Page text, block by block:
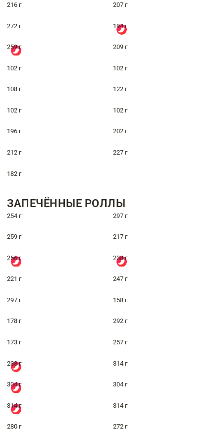
216 г 207 г
272 г 194 г
259 г 209 г
102 г 102 г
108 г 122 г
102 г 102 г
196 г 202 г
212 г 227 г
182 г
ЗАПЕЧЁННЫЕ РОЛЛЫ
254 г 297 г
259 г 217 г
266 г 238 г
221 г 247 г
297 г 158 г
178 г 292 г
173 г 257 г
238 г 314 г
304 г 304 г
314 г 314 г
280 г 272 г